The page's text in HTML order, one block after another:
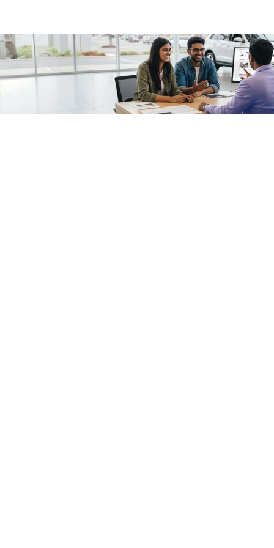
/fragments/plp-details